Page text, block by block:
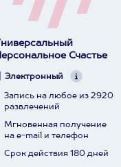
Счастье
Электронный
Запись на любое из 2920
развлечений
Мгновенная получение
на e-mail и телефон
Срок действия 180 дней